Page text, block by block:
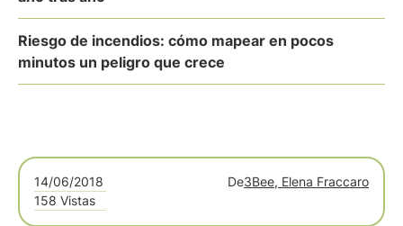
Riesgo de incendios: cómo mapear en pocos
minutos un peligro que crece
14/06/2018 De3Bee, Elena Fraccaro
158 Vistas